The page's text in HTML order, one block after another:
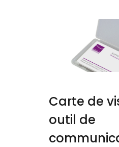
Carte de
outil de